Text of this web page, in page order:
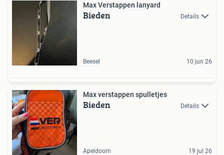
Max Verstappen lanyard
Bieden Details
Beesel 10 jun 26
Max verstappen spulletjes
Bieden Details
Apeldoorn 19 jul 26